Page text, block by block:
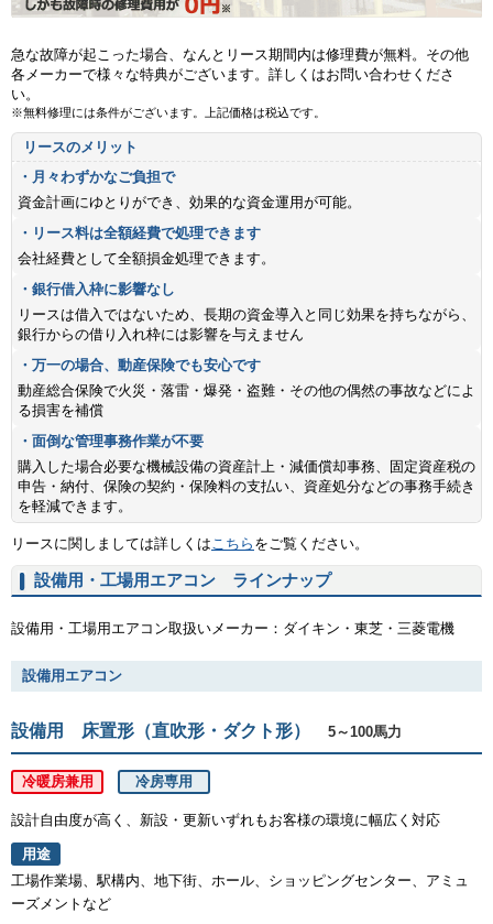
急な故障が起こった場合、なんとリース期間内は修理費が無料。その他
各メーカーで様々な特典がございます。詳しくはお問い合わせくださ
い。
※無料修理には条件がございます。上記価格は税込です。
リースのメリット
・月々わずかなご負担で
資金計画にゆとりができ、効果的な資金運用が可能。
・リース料は全額経費で処理できます
会社経費として全額損金処理できます。
・銀行借入枠に影響なし
リースは借入ではないため、長期の資金導入と同じ効果を持ちながら、
銀行からの借り入れ枠には影響を与えません
・万一の場合、動産保険でも安心です
動産総合保険で火災・落雷・爆発・盗難・その他の偶然の事故などによ
る損害を補償
・面倒な管理事務作業が不要
購入した場合必要な機械設備の資産計上・減価償却事務、固定資産税の
申告・納付、保険の契約・保険料の支払い、資産処分などの事務手続き
を軽減できます。
リースに関しましては詳しくはこちら をご覧ください。
設備用・工場用エアコン ラインナップ
設備用・工場用エアコン取扱いメーカー：ダイキン・東芝・三菱電機
設備用エアコン
設備用 床置形（直吹形・ダクト形） 5～100馬力
冷暖房兼用 冷房専用
設計自由度が高く、新設・更新いずれもお客様の環境に幅広く対応
用途
工場作業場、駅構内、地下街、ホール、ショッピングセンター、アミュ
ーズメントなど